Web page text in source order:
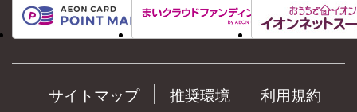
サイトマップ 推奨環境 利用規約